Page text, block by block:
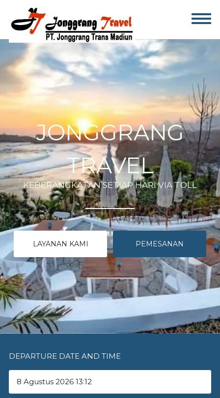
JONGGRANG
TRAVEL
KEBERANGKATAN SETIAP HARI VIA TOLL
LAYANAN KAMI PEMESANAN
DEPARTURE DATE AND TIME